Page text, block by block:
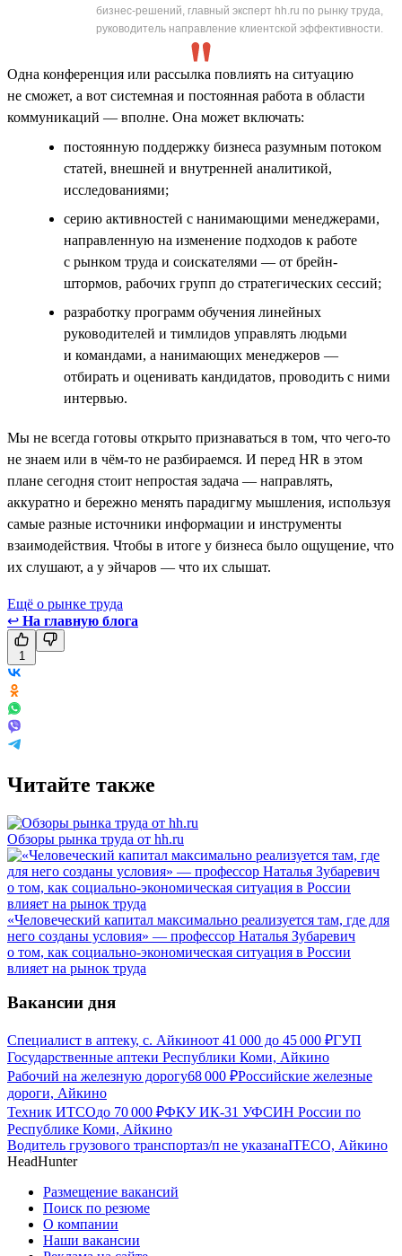
бизнес-решений, главный эксперт hh.ru по рынку труда,
руководитель направление клиентской эффективности.
Одна конференция или рассылка повлиять на ситуацию
не сможет, а вот системная и постоянная работа в области
коммуникаций — вполне. Она может включать:
постоянную поддержку бизнеса разумным потоком
статей, внешней и внутренней аналитикой,
исследованиями;
серию активностей с нанимающими менеджерами,
направленную на изменение подходов к работе
с рынком труда и соискателями — от брейн-
штормов, рабочих групп до стратегических сессий;
разработку программ обучения линейных
руководителей и тимлидов управлять людьми
и командами, а нанимающих менеджеров —
отбирать и оценивать кандидатов, проводить с ними
интервью.
Мы не всегда готовы открыто признаваться в том, что чего-то
не знаем или в чём-то не разбираемся. И перед HR в этом
плане сегодня стоит непростая задача — направлять,
аккуратно и бережно менять парадигму мышления, используя
самые разные источники информации и инструменты
взаимодействия. Чтобы в итоге у бизнеса было ощущение, что
их слушают, а у эйчаров — что их слышат.
Ещё о рынке труда
↩ На главную блога
1
Читайте также
Обзоры рынка труда от hh.ru
«Человеческий капитал максимально реализуется там, где для
него созданы условия» — профессор Наталья Зубаревич
о том, как социально-экономическая ситуация в России
влияет на рынок труда
Вакансии дня
Специалист в аптеку, с. Айкиноот 41 000 до 45 000 ₽ГУП
Государственные аптеки Республики Коми, Айкино
Рабочий на железную дорогу68 000 ₽Российские железные
дороги, Айкино
Техник ИТСОдо 70 000 ₽ФКУ ИК-31 УФСИН России по
Республике Коми, Айкино
Водитель грузового транспортаз/п не указанаITECO, Айкино
HeadHunter
Размещение вакансий
Поиск по резюме
О компании
Наши вакансии